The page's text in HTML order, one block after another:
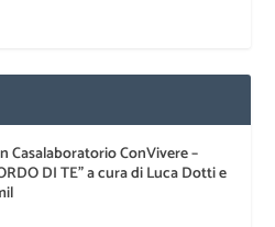
Casalaboratorio ConVivere –
DI TE” a cura di Luca Dotti e